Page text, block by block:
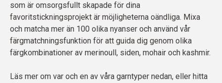
som är omsorgsfullt skapade för dina
favoritstickningsprojekt är möjligheterna oändliga. Mixa
och matcha mer än 100 olika nyanser och använd vår
färgmatchningsfunktion för att guida dig genom olika
färgkombinationer av merinoull, siden, mohair och kashmir.
Läs mer om var och en av våra garntyper nedan, eller hitta